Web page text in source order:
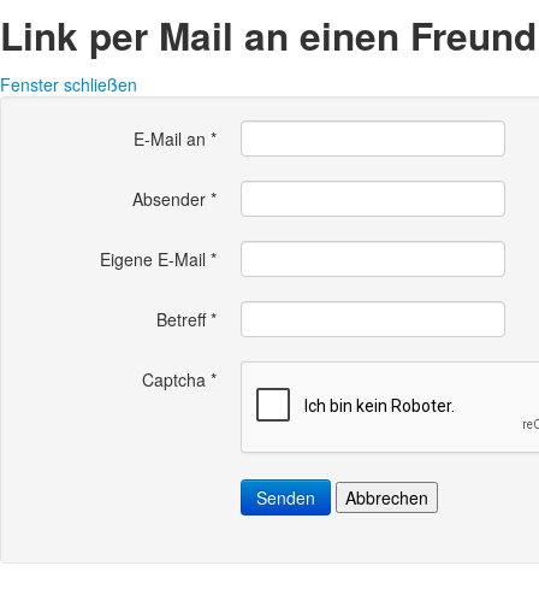
Link per Mail an einen
Fenster schließen
E-Mail an *
Absender *
Eigene E-Mail *
Betreff*
Captcha *
Senden Abbrechen